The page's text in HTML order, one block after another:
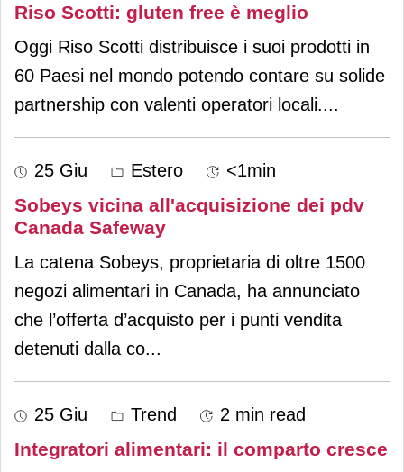
Riso Scotti: gluten free è meglio
Oggi Riso Scotti distribuisce i suoi prodotti in
60 Paesi nel mondo potendo contare su solide
partnership con valenti operatori locali....
25 Giu Estero <1min
Sobeys vicina all'acquisizione dei pdv
Canada Safeway
La catena Sobeys, proprietaria di oltre 1500
negozi alimentari in Canada, ha annunciato
che l’offerta d’acquisto per i punti vendita
detenuti dalla co...
25 Giu Trend 2 min read
Integratori alimentari: il comparto cresce